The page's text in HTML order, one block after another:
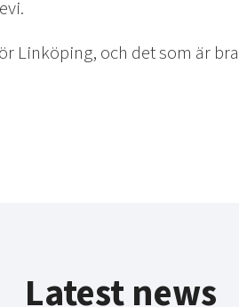
Linköping, och det som är
Latest news